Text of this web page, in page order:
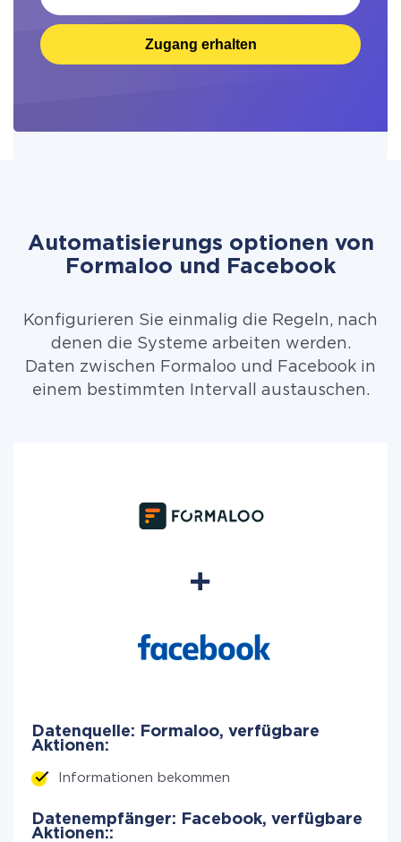
Zugang erhalten
Automatisierungs optionen von
Formaloo und Facebook
Konfigurieren Sie einmalig die Regeln, nach
denen die Systeme arbeiten werden.
Daten zwischen Formaloo und Facebook in
einem bestimmten Intervall austauschen.
Datenquelle: Formaloo, verfügbare
Aktionen:
Informationen bekommen
Datenempfänger: Facebook, verfügbare
Aktionen::